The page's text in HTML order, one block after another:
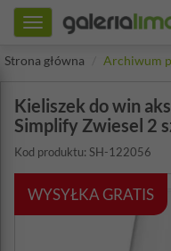
Toggle
navigation
Strona główna
Archiwum
Kieliszek do win
Simplify Zwiesel 2
Kod produktu: SH-122056
WYSYŁKA GRATIS